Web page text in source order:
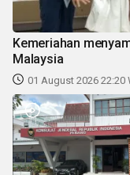
Kemeriahan
Malaysia
01 August 2026 22:20